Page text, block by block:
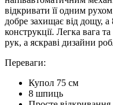
відкривати її одним
добре захищає від дощу, а
конструкції. Легка вага
рук, а яскраві дизайни
Переваги:
Купол 75 см
8 шпиць